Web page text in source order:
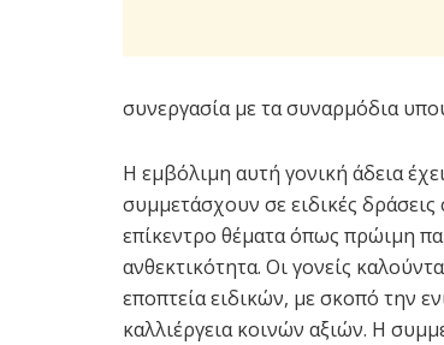
συνεργασία με τα συναρμόδια
Η εμβόλιμη αυτή γονική άδεια
συμμετάσχουν σε ειδικές
επίκεντρο θέματα όπως πρώιμη
ανθεκτικότητα. Οι γονείς
εποπτεία ειδικών, με σκοπό την
καλλιέργεια κοινών αξιών. Η